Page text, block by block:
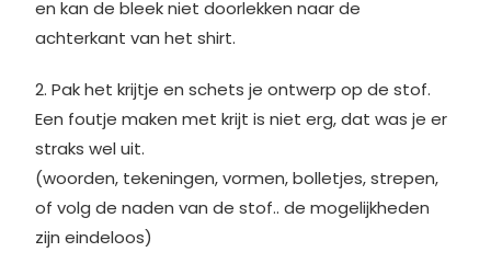
en kan de bleek niet doorlekken naar de
achterkant van het shirt.
2. Pak het krijtje en schets je ontwerp op de stof.
Een foutje maken met krijt is niet erg, dat was je er
straks wel uit.
(woorden, tekeningen, vormen, bolletjes, strepen,
of volg de naden van de stof.. de mogelijkheden
zijn eindeloos)